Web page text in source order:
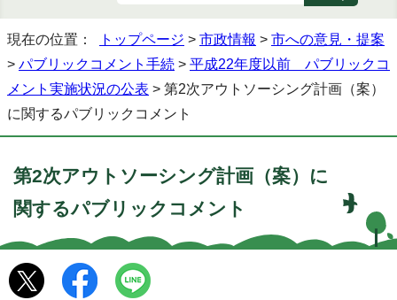
現在の位置： トップページ > 市政情報 > 市への意見・提案
> パブリックコメント手続 > 平成22年度以前 パブリックコ
メント実施状況の公表 > 第2次アウトソーシング計画（案）
に関するパブリックコメント
第2次アウトソーシング計画（案）に
関するパブリックコメント